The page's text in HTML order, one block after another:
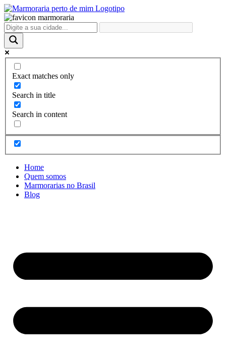
Ir
para
o
conteúdo
Exact matches only
Search in title
Search in content
Home
Quem somos
Marmorarias no Brasil
Blog